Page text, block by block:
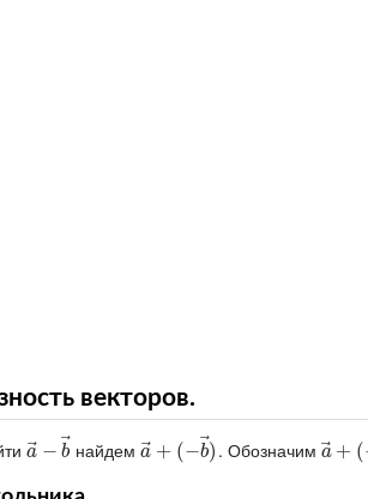
векторов.
a⃗ − b
a→−b →
найдемa⃗ + (−b⃗)
a→+ (−b→ ). Обозначим a⃗ + (
a→+ (